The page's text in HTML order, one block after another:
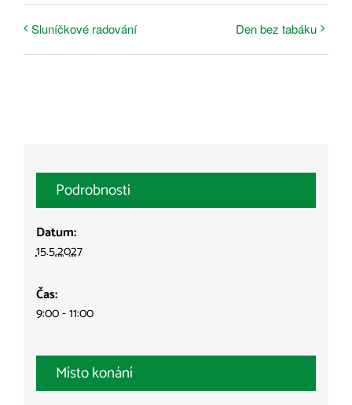
Sluníčkové radování Den bez tabáku
Podrobnosti
Datum:
15.5.2027
Čas:
9:00 - 11:00
Místo konání